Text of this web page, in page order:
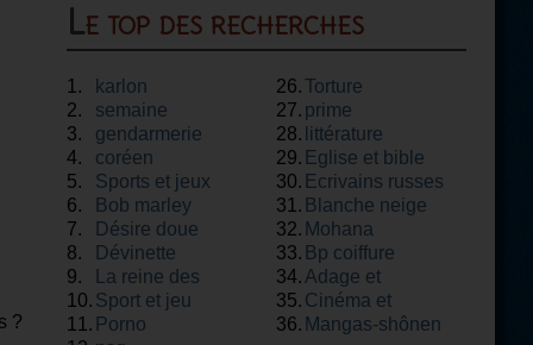
?
Le top des recherches
1.
karlon
2.
semaine
3.
gendarmerie
4.
coréen
5.
Sports et jeux
6.
Bob marley
7.
Désire doue
8.
Dévinette
9.
La reine des
neiges
10. Sport et jeu
11. Porno
26.Torture
27. prime
28. littérature
29. Eglise et bible
30. Ecrivains russes
31. Blanche neige
32. Mohana
33. Bp coiffure
34. Adage et
proverbe
35. Cinéma et
théâtre
36. Mangas-shônen